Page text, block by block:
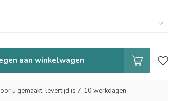
aan winkelwagen
u gemaakt, levertijd is 7-10 werkdagen.